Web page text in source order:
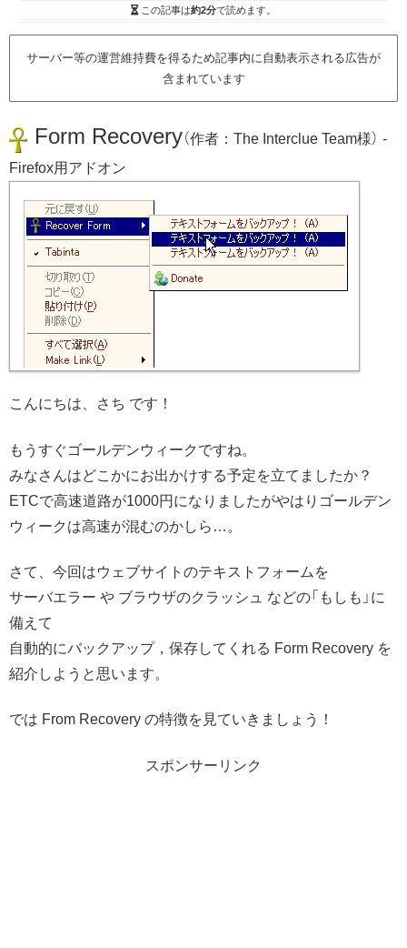
この記事は約2分で読めます。
サーバー等の運営維持費を得るため記事内に自動表示される広告が
含まれています
Form Recovery（作者：The Interclue Team様） -
Firefox用アドオン
こんにちは、さち です！
もうすぐゴールデンウィークですね。
みなさんはどこかにお出かけする予定を立てましたか？
ETCで高速道路が1000円になりましたがやはりゴールデン
ウィークは高速が混むのかしら…。
さて、今回はウェブサイトのテキストフォームを
サーバエラー や ブラウザのクラッシュ などの「もしも」に
備えて
自動的にバックアップ，保存してくれる Form Recovery を
紹介しようと思います。
では From Recovery の特徴を見ていきましょう！
スポンサーリンク